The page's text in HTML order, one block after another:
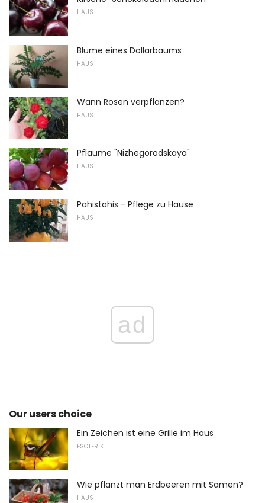
HAUS
Blume eines Dollarbaums
HAUS
Wann Rosen verpflanzen?
HAUS
Pflaume "Nizhegorodskaya"
HAUS
Pahistahis - Pflege zu Hause
HAUS
ad
Our users choice
Ein Zeichen ist eine Grille im Haus
ESOTERIK
Wie pflanzt man Erdbeeren mit Samen?
HAUS